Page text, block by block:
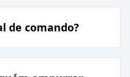
de comando?